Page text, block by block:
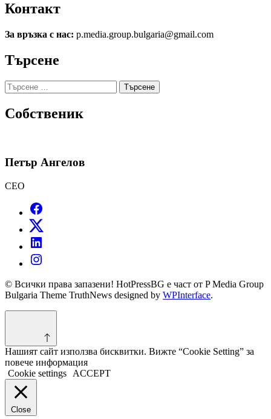
Контакт
За връзка с нас: p.media.group.bulgaria@gmail.com
Търсене
Търсене
за:
Собственик
Петър Ангелов
CEO
© Всички права запазени! HotPressBG е част от P Media Group
Bulgaria Theme TruthNews designed by WPInterface.
Нашият сайт използва бисквитки. Вижте “Cookie Setting” за
повече информация
Cookie settings
ACCEPT
Close